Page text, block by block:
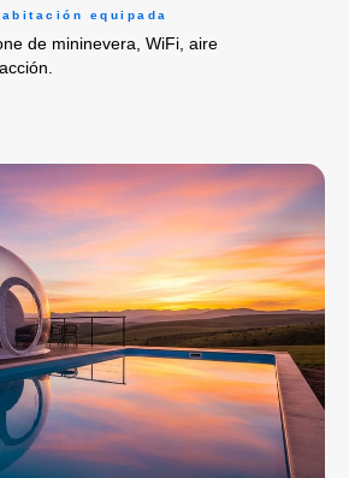
equipada
de mininevera, WiFi, aire